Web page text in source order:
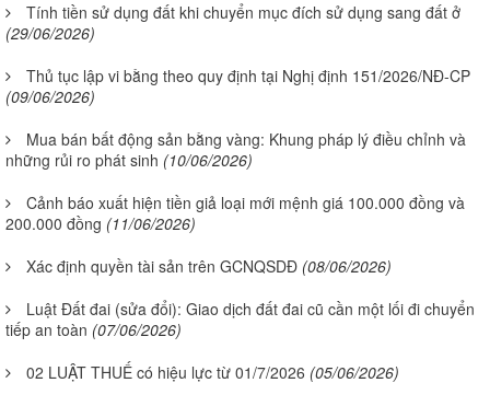
Tính tiền sử dụng đất khi chuyển mục đích sử dụng sang đất ở
(29/06/2026)
Thủ tục lập vi bằng theo quy định tại Nghị định 151/2026/NĐ-CP
(09/06/2026)
Mua bán bất động sản bằng vàng: Khung pháp lý điều chỉnh và
những rủi ro phát sinh (10/06/2026)
Cảnh báo xuất hiện tiền giả loại mới mệnh giá 100.000 đồng và
200.000 đồng (11/06/2026)
Xác định quyền tài sản trên GCNQSDĐ (08/06/2026)
Luật Đất đai (sửa đổi): Giao dịch đất đai cũ cần một lối đi chuyển
tiếp an toàn (07/06/2026)
02 LUẬT THUẾ có hiệu lực từ 01/7/2026 (05/06/2026)